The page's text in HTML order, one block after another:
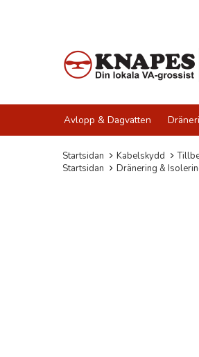
Avlopp & Dagvatten
Startsidan Kabelskydd
Startsidan
Dränering &